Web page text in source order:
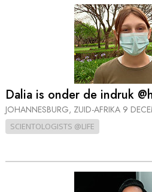
Dalia is onder de indruk
JOHANNESBURG, ZUID-AFRIKA 9
SCIENTOLOGISTS @LIFE